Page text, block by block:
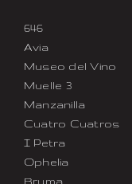
646
Avia
Museo del Vino
Muelle 3
Manzanilla
Cuatro Cuatros
I Petra
Ophelia
Bruma